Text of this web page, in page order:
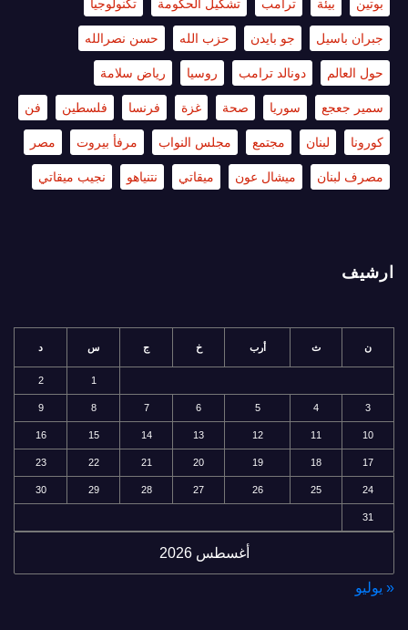
بوتين بيئة ترامب تشكيل الحكومة تكنولوجيا
جبران باسيل جو بايدن حزب الله حسن نصرالله
حول العالم دونالد ترامب روسيا رياض سلامة
سمير جعجع سوريا صحة غزة فرنسا فلسطين فن
كورونا لبنان مجتمع مجلس النواب مرفأ بيروت مصر
مصرف لبنان ميشال عون ميقاتي نتنياهو نجيب ميقاتي
ارشيف
أغسطس 2026
ن ث أرب خ ج س د
1
2
3
4
5
6
7
8
9
10
11
12
13
14
15
16
17
18
19
20
21
22
23
24
25
26
27
28
29
30
31
« يوليو